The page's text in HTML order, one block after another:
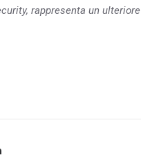
rappresenta un